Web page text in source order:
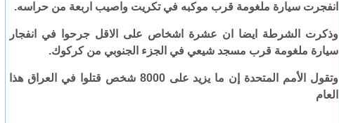
انفجرت سيارة ملغومة قرب موكبه في تكريت واصيب اربعة من حراسه.
وذكرت الشرطة ايضا ان عشرة اشخاص على الاقل جرحوا في انفجار
سيارة ملغومة قرب مسجد شيعي في الجزء الجنوبي من كركوك.
وتقول الأمم المتحدة إن ما يزيد على 8000 شخص قتلوا في العراق هذا
العام